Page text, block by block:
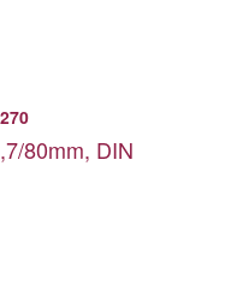
80mm, DIN